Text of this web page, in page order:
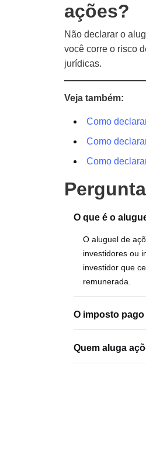
ações?
Não declarar o
você corre o risco
jurídicas.
Veja também:
Como
Como
Como
O que é o
O aluguel de
investidores ou
investidor que
remunerada.
O imposto
Quem aluga